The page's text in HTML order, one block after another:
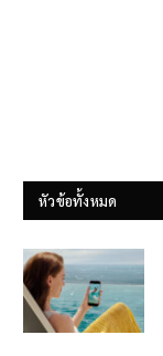
หัวข้อทั้งหมด